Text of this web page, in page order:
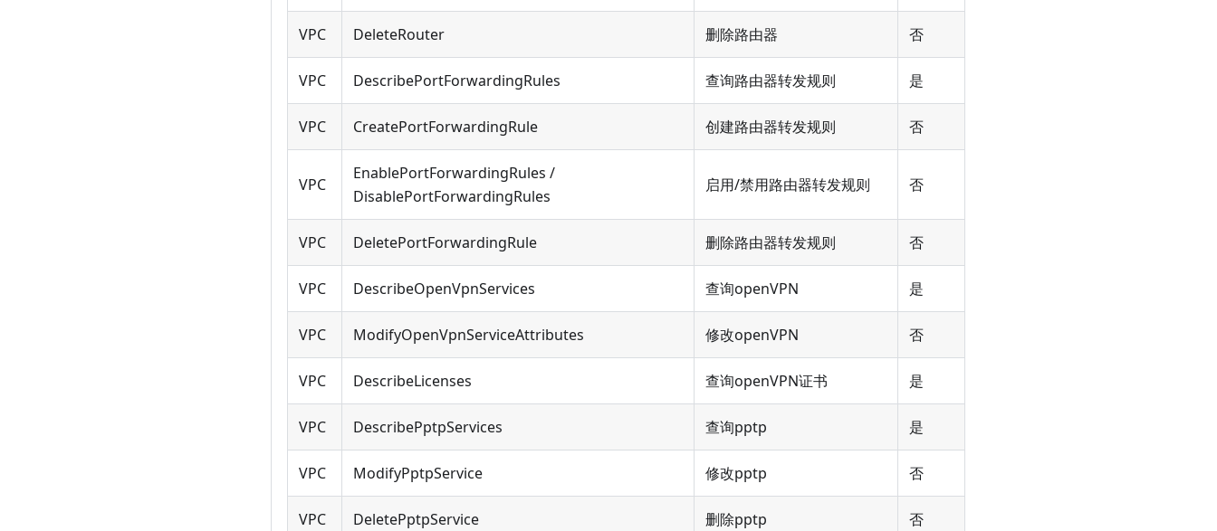
VPC DeleteRouter 删除路由器 否
VPC DescribePortForwardingRules 查询路由器转发规则 是
VPC CreatePortForwardingRule 创建路由器转发规则 否
VPC
EnablePortForwardingRules /
DisablePortForwardingRules
启用/禁用路由器转发规则 否
VPC DeletePortForwardingRule 删除路由器转发规则 否
VPC DescribeOpenVpnServices 查询openVPN 是
VPC ModifyOpenVpnServiceAttributes 修改openVPN 否
VPC DescribeLicenses 查询openVPN证书 是
VPC DescribePptpServices 查询pptp 是
VPC ModifyPptpService 修改pptp 否
VPC DeletePptpService 删除pptp 否